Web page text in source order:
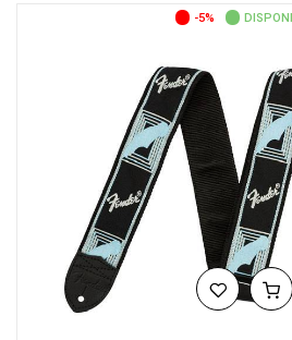
-5%